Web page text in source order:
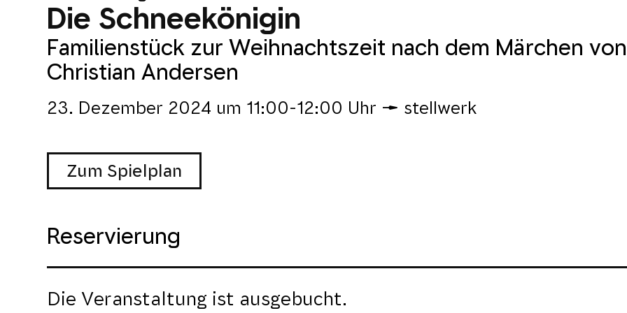
Die Schneekönigin
Familienstück zur Weihnachtszeit nach dem Märchen
Christian Andersen
23. Dezember 2024 um 11:00-12:00 Uhr stellwerk
Zum Spielplan
Reservierung
Die Veranstaltung ist ausgebucht.